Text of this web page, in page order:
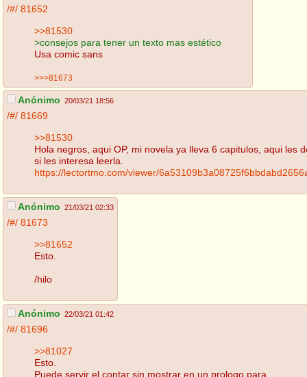
/#/ 81652
>>81530
>consejos para tener un texto mas estético
Usa comic sans
>>>81673
Anónimo 20/03/21 18:56
/#/ 81669
>>81530
Hola negros, aqui OP, mi novela ya lleva 6 capitulos, aqui les
si les interesa leerla.
https://lectortmo.com/viewer/
Anónimo 21/03/21 02:33
/#/ 81673
>>81652
Esto.
/hilo
Anónimo 22/03/21 01:42
/#/ 81696
>>81027
Esto.
Puede servir el contar sin mostrar en un prologo para